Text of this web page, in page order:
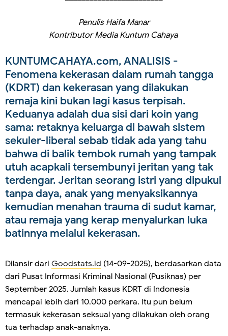
Penulis Haifa Manar
Kontributor Media Kuntum Cahaya
KUNTUMCAHAYA.com, ANALISIS -
Fenomena kekerasan dalam rumah tangga
(KDRT) dan kekerasan yang dilakukan
remaja kini bukan lagi kasus terpisah.
Keduanya adalah dua sisi dari koin yang
sama: retaknya keluarga di bawah sistem
sekuler-liberal sebab tidak ada yang tahu
bahwa di balik tembok rumah yang tampak
utuh acapkali tersembunyi jeritan yang tak
terdengar. Jeritan seorang istri yang dipukul
tanpa daya, anak yang menyaksikannya
kemudian menahan trauma di sudut kamar,
atau remaja yang kerap menyalurkan luka
batinnya melalui kekerasan.
Dilansir dari Goodstats.id (14-09-2025), berdasarkan data
dari Pusat Informasi Kriminal Nasional (Pusiknas) per
September 2025. Jumlah kasus KDRT di Indonesia
mencapai lebih dari 10.000 perkara. Itu pun belum
termasuk kekerasan seksual yang dilakukan oleh orang
tua terhadap anak-anaknya.